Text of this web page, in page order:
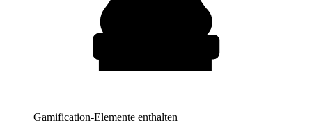
Gamification-Elemente enthalten